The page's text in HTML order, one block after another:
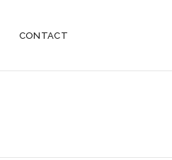
CONTACT